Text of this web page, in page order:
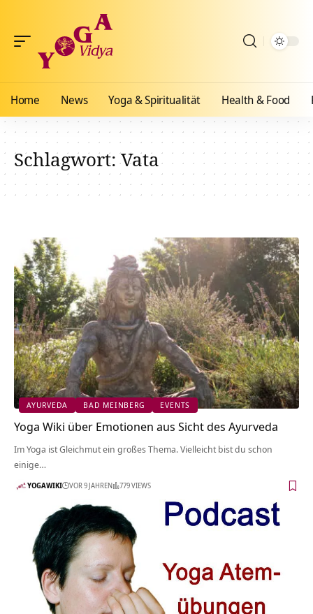
Home News Yoga & Spiritualität Health & Food
Schlagwort:Vata
AYURVEDA BAD MEINBERG EVENTS
Yoga Wiki über Emotionen aus Sicht des Ayurveda
Im Yoga ist Gleichmut ein großes Thema. Vielleicht bist du schon
einige…
YOGAWIKI VOR 9 JAHREN 779 VIEWS